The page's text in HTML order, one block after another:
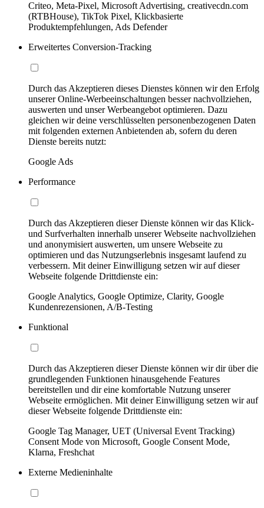
Criteo, Meta-Pixel, Microsoft Advertising, creativecdn.com
(RTBHouse), TikTok Pixel, Klickbasierte
Produktempfehlungen, Ads Defender
Erweitertes Conversion-Tracking
Durch das Akzeptieren dieses Dienstes können wir den Erfolg
unserer Online-Werbeeinschaltungen besser nachvollziehen,
auswerten und unser Werbeangebot optimieren. Dazu
gleichen wir deine verschlüsselten personenbezogenen Daten
mit folgenden externen Anbietenden ab, sofern du deren
Dienste bereits nutzt:
Google Ads
Performance
Durch das Akzeptieren dieser Dienste können wir das Klick-
und Surfverhalten innerhalb unserer Webseite nachvollziehen
und anonymisiert auswerten, um unsere Webseite zu
optimieren und das Nutzungserlebnis insgesamt laufend zu
verbessern. Mit deiner Einwilligung setzen wir auf dieser
Webseite folgende Drittdienste ein:
Google Analytics, Google Optimize, Clarity, Google
Kundenrezensionen, A/B-Testing
Funktional
Durch das Akzeptieren dieser Dienste können wir dir über die
grundlegenden Funktionen hinausgehende Features
bereitstellen und dir eine komfortable Nutzung unserer
Webseite ermöglichen. Mit deiner Einwilligung setzen wir auf
dieser Webseite folgende Drittdienste ein:
Google Tag Manager, UET (Universal Event Tracking)
Consent Mode von Microsoft, Google Consent Mode,
Klarna, Freshchat
Externe Medieninhalte